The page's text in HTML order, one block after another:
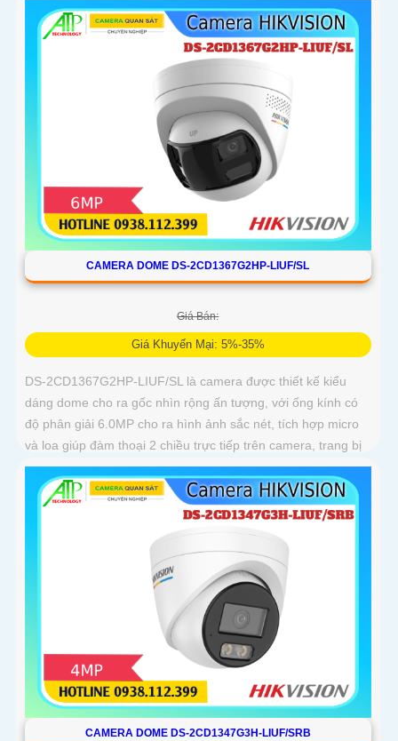
CAMERA DOME DS-2CD1367G2HP-LIUF/SL
Giá Bán:
Giá Khuyến Mại: 5%-35%
DS-2CD1367G2HP-LIUF/SL là camera được thiết kế kiểu
dáng dome cho ra gốc nhìn rộng ấn tượng, với ống kính có
độ phân giải 6.0MP cho ra hình ảnh sắc nét, tích hợp micro
và loa giúp đàm thoại 2 chiều trực tiếp trên camera, trang bị
chống nước IP 67
CAMERA DOME DS-2CD1347G3H-LIUF/SRB